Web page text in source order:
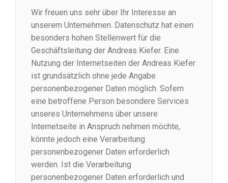
Wir freuen uns sehr über Ihr Interesse an
unserem Unternehmen. Datenschutz hat einen
besonders hohen Stellenwert für die
Geschäftsleitung der Andreas Kiefer. Eine
Nutzung der Internetseiten der Andreas Kiefer
ist grundsätzlich ohne jede Angabe
personenbezogener Daten möglich. Sofern
eine betroffene Person besondere Services
unseres Unternehmens über unsere
Internetseite in Anspruch nehmen möchte,
könnte jedoch eine Verarbeitung
personenbezogener Daten erforderlich
werden. Ist die Verarbeitung
personenbezogener Daten erforderlich und